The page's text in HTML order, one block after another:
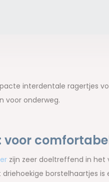
interdentale ragertjes
voor onderweg.
zijn zeer doeltreffend in het
borstelhaartjes